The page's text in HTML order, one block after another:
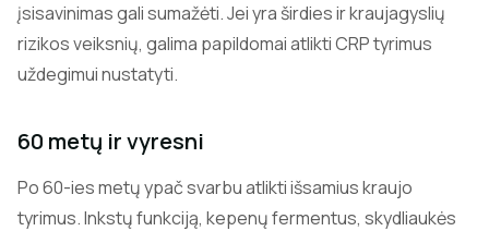
įsisavinimas gali sumažėti. Jei yra širdies ir kraujagyslių
rizikos veiksnių, galima papildomai atlikti CRP tyrimus
uždegimui nustatyti.
60 metų ir vyresni
Po 60-ies metų ypač svarbu atlikti išsamius kraujo
tyrimus. Inkstų funkciją, kepenų fermentus, skydliaukės